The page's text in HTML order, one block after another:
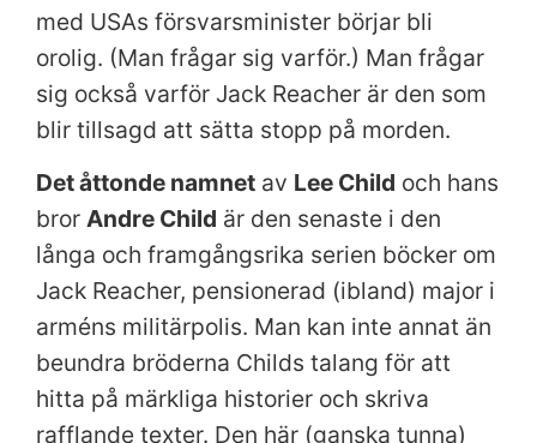
med USAs försvarsminister börjar bli
orolig. (Man frågar sig varför.) Man frågar
sig också varför Jack Reacher är den som
blir tillsagd att sätta stopp på morden.
Det åttonde namnet av Lee Child och hans
bror Andre Child är den senaste i den
långa och framgångsrika serien böcker om
Jack Reacher, pensionerad (ibland) major i
arméns militärpolis. Man kan inte annat än
beundra bröderna Childs talang för att
hitta på märkliga historier och skriva
rafflande texter. Den här (ganska tunna)